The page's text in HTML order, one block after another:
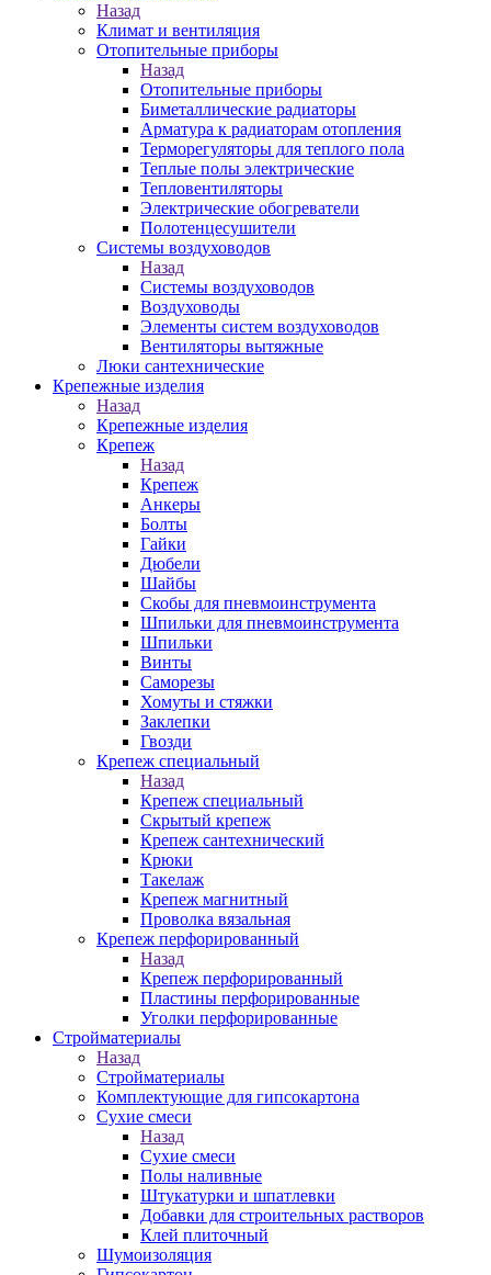
Назад
Климат и вентиляция
Отопительные приборы
Назад
Отопительные приборы
Биметаллические радиаторы
Арматура к радиаторам отопления
Терморегуляторы для теплого пола
Теплые полы электрические
Тепловентиляторы
Электрические обогреватели
Полотенцесушители
Системы воздуховодов
Назад
Системы воздуховодов
Воздуховоды
Элементы систем воздуховодов
Вентиляторы вытяжные
Люки сантехнические
Крепежные изделия
Назад
Крепежные изделия
Крепеж
Назад
Крепеж
Анкеры
Болты
Гайки
Дюбели
Шайбы
Скобы для пневмоинструмента
Шпильки для пневмоинструмента
Шпильки
Винты
Саморезы
Хомуты и стяжки
Заклепки
Гвозди
Крепеж специальный
Назад
Крепеж специальный
Скрытый крепеж
Крепеж сантехнический
Крюки
Такелаж
Крепеж магнитный
Проволка вязальная
Крепеж перфорированный
Назад
Крепеж перфорированный
Пластины перфорированные
Уголки перфорированные
Стройматериалы
Назад
Стройматериалы
Комплектующие для гипсокартона
Сухие смеси
Назад
Сухие смеси
Полы наливные
Штукатурки и шпатлевки
Добавки для строительных растворов
Клей плиточный
Шумоизоляция